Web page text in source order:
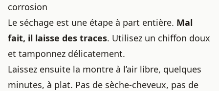
corrosion
Le séchage est une étape à part entière. Mal
fait, il laisse des traces. Utilisez un chiffon doux
et tamponnez délicatement.
Laissez ensuite la montre à l’air libre, quelques
minutes, à plat. Pas de sèche-cheveux, pas de